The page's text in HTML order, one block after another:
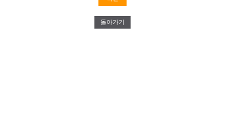
돌아가기